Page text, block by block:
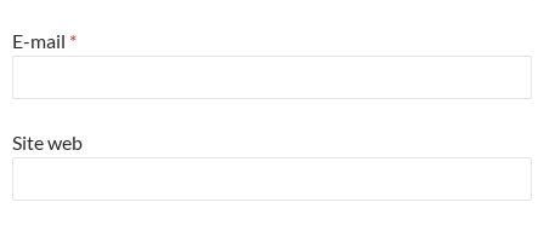
E-mail *
Site web